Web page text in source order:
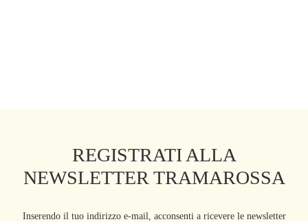
REGISTRATI ALLA
NEWSLETTER TRAMAROSSA
Inserendo il tuo indirizzo e-mail, acconsenti a ricevere le newsletter